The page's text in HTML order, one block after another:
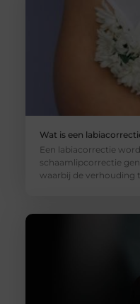
Wat is een
Een labiacorrectie
schaamlipcorrectie
waarbij de verhouding